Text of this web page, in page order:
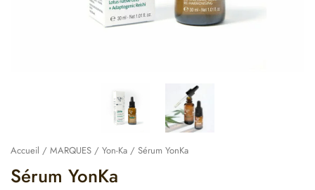
Accueil / MARQUES / Yon-Ka / Sérum YonKa
Sérum YonKa